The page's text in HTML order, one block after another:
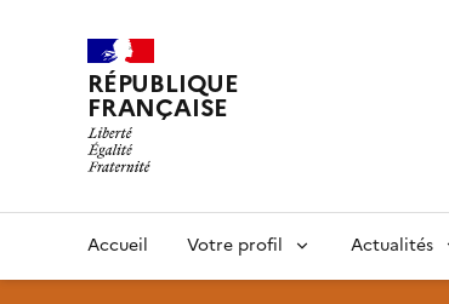
RÉPUBLIQUE
FRANÇAISE
Accueil Votre profil Actualités